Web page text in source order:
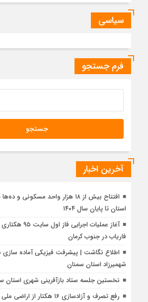
1 سال قبل
تعیین تکلیف اراضی موسوم به شهرک گلها در
زیربنایی استان تهران
مسکن سمنان
سیاسی
فرم جستجو
آخرین اخبار
افتتاح بیش از ۱۸ هزار واحد مسکونی
استان تا پایان سال ۱۴۰۴
آغاز عملیات
فاریاب در جنوب کرمان
شهمیرزاد استان سمنان
نخستین جلسه ستاد بازآفرینی شهری استان
رفع تصرف و آزادسازی ۱۶ هکتار از